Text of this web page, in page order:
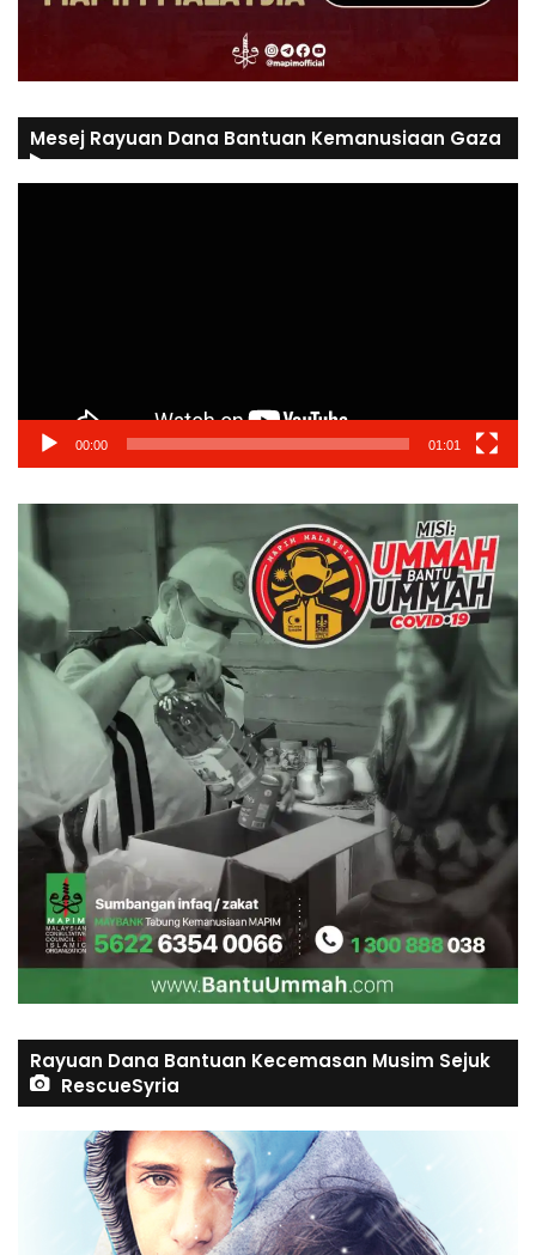
Mesej Rayuan Dana Bantuan Kemanusiaan Gaza
00:00 01:01
Rayuan Dana Bantuan Kecemasan Musim Sejuk
RescueSyria